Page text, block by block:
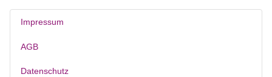
Impressum
AGB
Datenschutz